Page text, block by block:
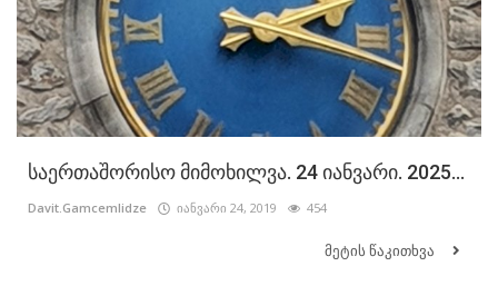
საერთაშორისო მიმოხილვა. 24 იანვარი. 2025...
Davit.Gamcemlidze იანვარი 24, 2019 454
მეტის წაკითხვა